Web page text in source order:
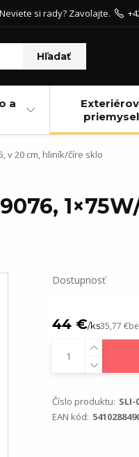
Hľadať
Neviete si rady? Zavolajte.
a
v 20 cm, hliník/číre sklo
Dostupnosť
44 €/ks35,77 €
Číslo produktu: SLI-
EAN kód: